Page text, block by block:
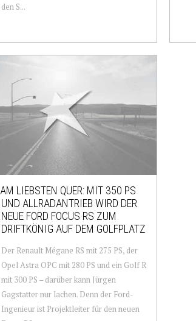
den S...
AM LIEBSTEN QUER: MIT 350 PS
UND ALLRADANTRIEB WIRD DER
NEUE FORD FOCUS RS ZUM
DRIFTKÖNIG AUF DEM GOLFPLATZ
Der Renault Mégane RS mit 275 PS, der
Opel Astra OPC mit 280 PS und ein Golf R
mit 300 PS – darüber kann Jürgen
Gagstatter nur lachen. Denn der Ford-
Ingenieur ist Projektleiter für den neuen